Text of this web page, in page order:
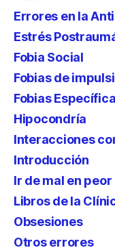
Errores en la
Estrés
Fobia Social
Fobias de
Fobias
Hipocondría
Interacciones
Introducción
Ir de mal en peor
Libros de la
Obsesiones
Otros errores